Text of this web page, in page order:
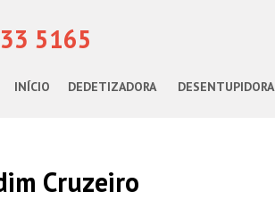
5165
INÍCIO DEDETIZADORA DESENTUPIDORA
Cruzeiro